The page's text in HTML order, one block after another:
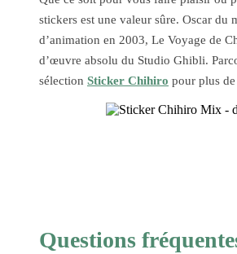
stickers est une valeur sûre. Oscar du
d’animation en 2003, Le Voyage de
d’œuvre absolu du Studio Ghibli.
sélection Sticker Chihiro pour plus
Questions